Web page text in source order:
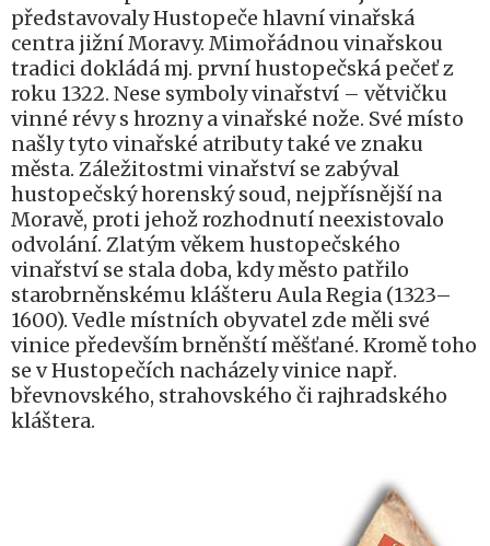
představovaly Hustopeče hlavní vinařská
centra jižní Moravy. Mimořádnou vinařskou
tradici dokládá mj. první hustopečská pečeť z
roku 1322. Nese symboly vinařství – větvičku
vinné révy s hrozny a vinařské nože. Své místo
našly tyto vinařské atributy také ve znaku
města. Záležitostmi vinařství se zabýval
hustopečský horenský soud, nejpřísnější na
Moravě, proti jehož rozhodnutí neexistovalo
odvolání. Zlatým věkem hustopečského
vinařství se stala doba, kdy město patřilo
starobrněnskému klášteru Aula Regia (1323–
1600). Vedle místních obyvatel zde měli své
vinice především brněnští měšťané. Kromě toho
se v Hustopečích nacházely vinice např.
břevnovského, strahovského či rajhradského
kláštera.